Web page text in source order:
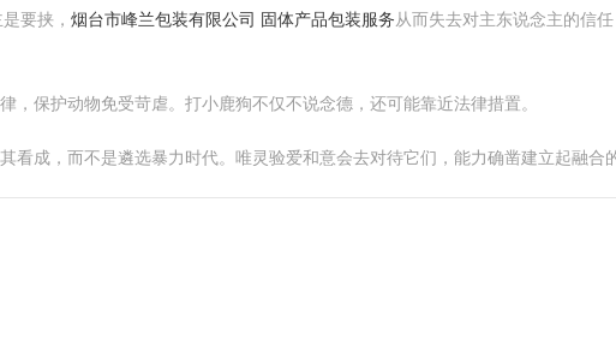
要挟， 烟台市峰兰包装有限公司 固体产品包装服务从而失去对主东说念主的信
保护动物免受苛虐。打小鹿狗不仅不说念德，还可能靠近法律措置。
成，而不是遴选暴力时代。唯灵验爱和意会去对待它们，能力确凿建立起融合